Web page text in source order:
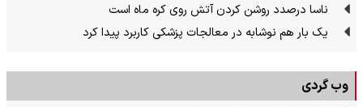
ناسا درصدد روشن کردن آتش روی کره ماه است
یک بار هم نوشابه در معالجات پزشکی کاربرد پیدا کرد
وب گردی